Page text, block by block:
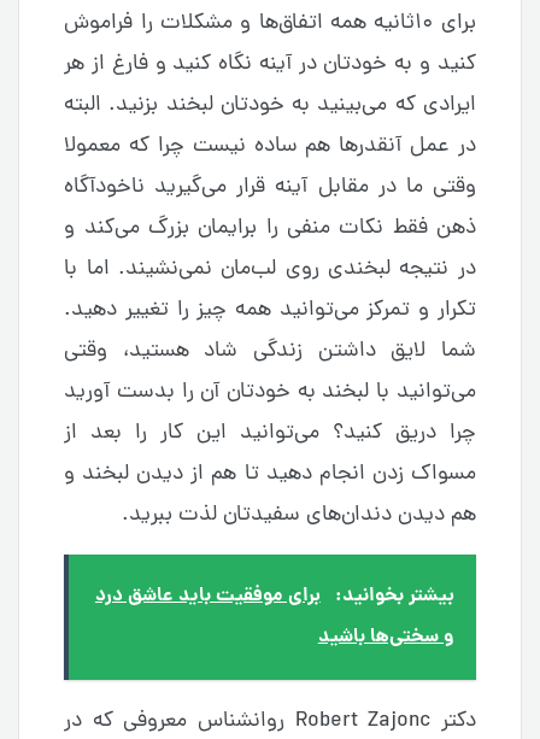
برای ۱۰ثانیه همه اتفاق‌ها و مشکلات را فراموش
کنید و به خودتان در آینه نگاه کنید و فارغ از هر
ایرادی که می‌بینید به خودتان لبخند بزنید. البته
در عمل آنقدرها هم ساده نیست چرا که معمولا
وقتی ما در مقابل آینه قرار می‌گیرید ناخودآگاه
ذهن فقط نکات منفی را برایمان بزرگ می‌کند و
در نتیجه لبخندی روی لب‌مان نمی‌نشیند. اما با
تکرار و تمرکز می‌توانید همه چیز را تغییر دهید.
شما لایق داشتن زندگی شاد هستید، وقتی
می‌توانید با لبخند به خودتان آن را بدست آورید
چرا دریق کنید؟ می‌توانید این کار را بعد از
مسواک زدن انجام دهید تا هم از دیدن لبخند و
هم دیدن دندان‌های سفیدتان لذت ببرید.
بیشتر بخوانید: برای موفقیت باید عاشق درد
و سختی‌ها باشید
دکتر Robert Zajonc روانشناس معروفی که در